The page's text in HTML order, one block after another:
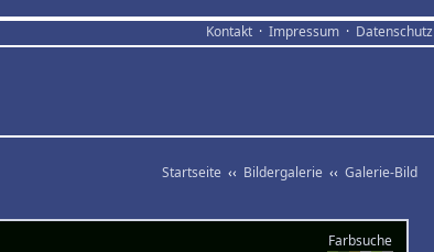
Kontakt · Impressum · Datenschutz
Startseite ‹‹ Bildergalerie ‹‹ Galerie-Bild
Farbsuche